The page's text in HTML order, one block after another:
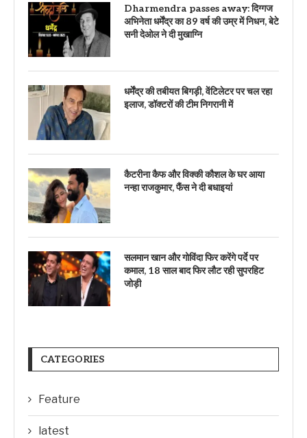
Dharmendra passes away: दिग्गज
अभिनेता धर्मेंद्र का 89 वर्ष की उम्र में निधन, बेटे
सनी देओल ने दी मुखाग्नि
धर्मेंद्र की तबीयत बिगड़ी, वेंटिलेटर पर चल रहा
इलाज, डॉक्टरों की टीम निगरानी में
कैटरीना कैफ और विक्की कौशल के घर आया
नन्हा राजकुमार, फैंस ने दी बधाइयां
सलमान खान और गोविंदा फिर करेंगे पर्दे पर
कमाल, 18 साल बाद फिर लौट रही सुपरहिट
जोड़ी
CATEGORIES
Feature
latest